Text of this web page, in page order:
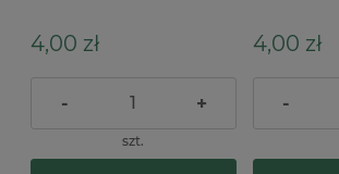
4,00 zł
- +
szt.
4,00 zł
-